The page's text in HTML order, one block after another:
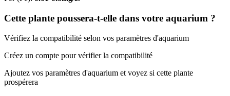
Cette plante poussera-t-elle dans votre aquarium ?
Vérifiez la compatibilité selon vos paramètres d'aquarium
Créez un compte pour vérifier la compatibilité
Ajoutez vos paramètres d'aquarium et voyez si cette plante
prospérera